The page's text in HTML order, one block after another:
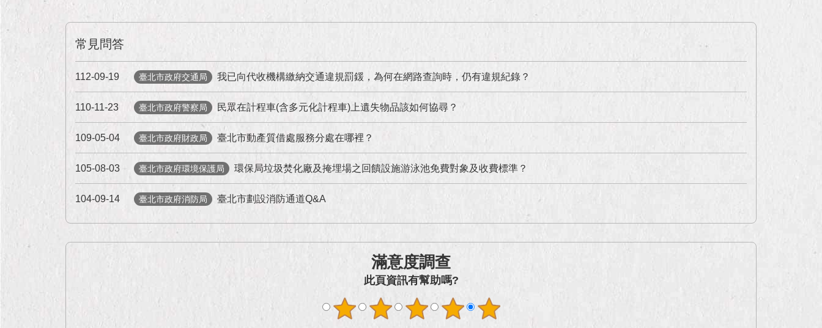
常見問答
112-09-19 臺北市政府交通局 我已向代收機構繳納交通違規罰鍰，為何在網路查詢時，仍有違規紀錄？
110-11-23 臺北市政府警察局 民眾在計程車(含多元化計程車)上遺失物品該如何協尋？
109-05-04 臺北市政府財政局 臺北市動產質借處服務分處在哪裡？
105-08-03 臺北市政府環境保護局 環保局垃圾焚化廠及掩埋場之回饋設施游泳池免費對象及收費標準？
104-09-14 臺北市政府消防局 臺北市劃設消防通道Q&A
滿意度調查
此頁資訊有幫助嗎?